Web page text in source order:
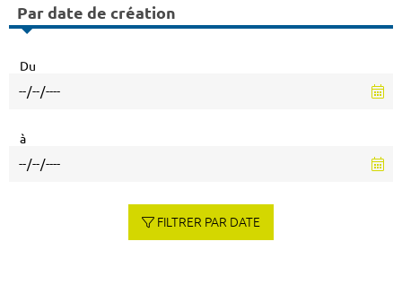
Par date de création
Du
à
FILTRER PAR DATE